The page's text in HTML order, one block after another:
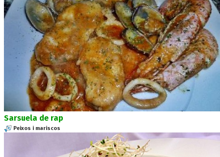
Sarsuela de rap
Peixos i mariscos